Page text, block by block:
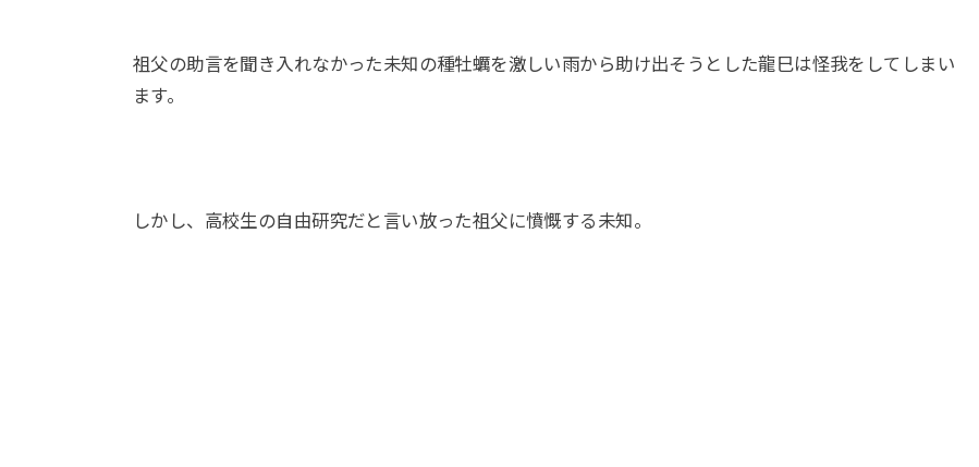
祖父の助言を聞き入れなかった未知の種牡蠣を激しい雨から助け出そうとした龍巳は怪我をしてしまい
ます。
しかし、高校生の自由研究だと言い放った祖父に憤慨する未知。